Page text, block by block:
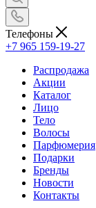
Телефоны
+7 965 159-19-27
Распродажа
Акции
Каталог
Лицо
Тело
Волосы
Парфюмерия
Подарки
Бренды
Новости
Контакты